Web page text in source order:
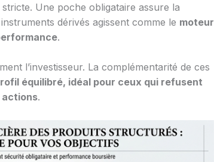
Une poche obligataire assure la
dérivés agissent comme le moteur
.
l’investisseur. La complémentarité de ces
équilibré, idéal pour ceux qui refusent
actions.